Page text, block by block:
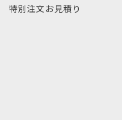
特別注文 お見積り